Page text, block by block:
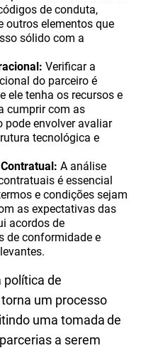
de conduta,
outros elementos que
sólido com a
Verificar a
do parceiro é
ele tenha os recursos e
cumprir com as
pode envolver avaliar
tecnológica e
A análise
é essencial
e condições sejam
as expectativas das
acordos de
de conformidade e
política de
um processo
uma tomada de
a serem